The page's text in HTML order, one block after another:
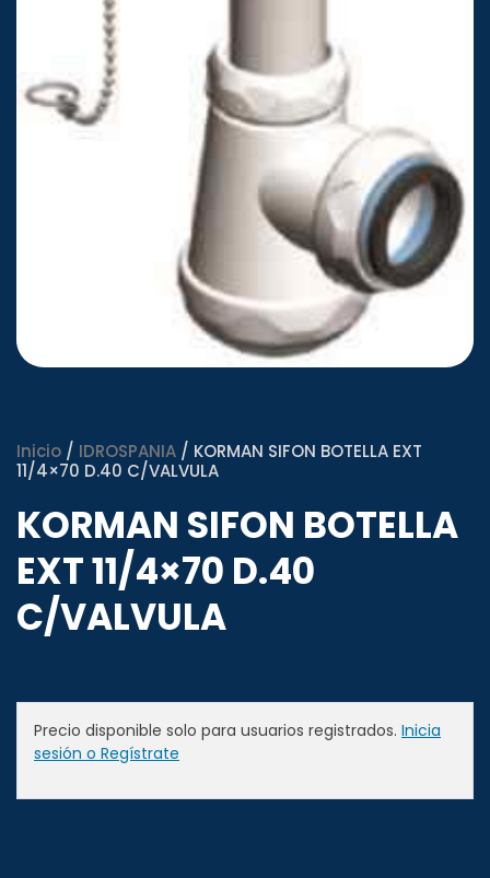
Inicio / IDROSPANIA / KORMAN SIFON BOTELLA EXT
11/4×70 D.40 C/VALVULA
KORMAN SIFON BOTELLA
EXT 11/4×70 D.40
C/VALVULA
Precio disponible solo para usuarios registrados. Inicia
sesión o Regístrate